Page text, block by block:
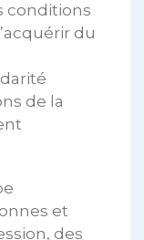
conditions
du
de la
et
des